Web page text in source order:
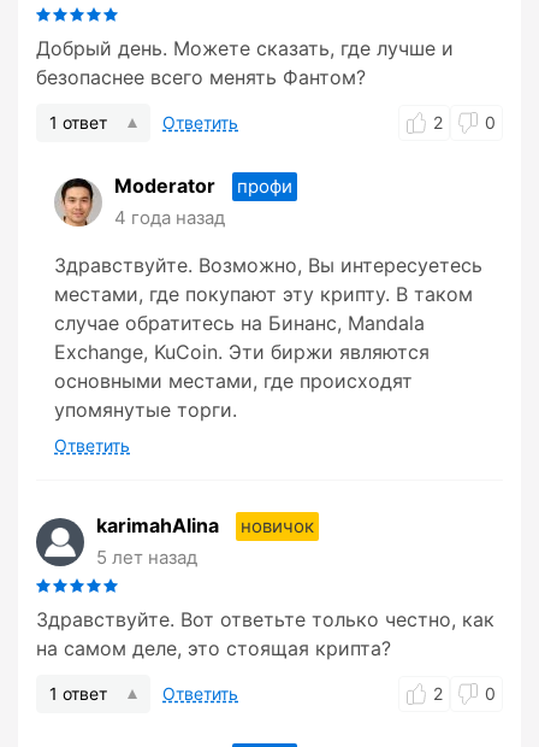
Добрый день. Можете сказать, где лучше и
безопаснее всего менять Фантом?
1 ответ Ответить 2 0
Moderator
профи
4 года назад
Здравствуйте. Возможно, Вы интересуетесь
местами, где покупают эту крипту. В таком
случае обратитесь на Бинанс, Mandala
Exchange, KuCoin. Эти биржи являются
основными местами, где происходят
упомянутые торги.
Ответить
karimahAlina
новичок
5 лет назад
Здравствуйте. Вот ответьте только честно, как
на самом деле, это стоящая крипта?
1 ответ Ответить 2 0